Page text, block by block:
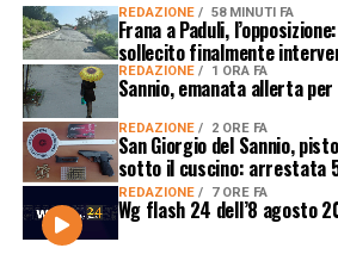
REDAZIONE 58 MINUTI FA
Frana a Paduli,
sollecito finalmente
REDAZIONE 1 ORA FA
Sannio, emanata allerta
REDAZIONE 2 ORE FA
San Giorgio del Sannio,
sotto il cuscino: arrestata
REDAZIONE 7 ORE FA
Wg flash 24 dell’8 agosto